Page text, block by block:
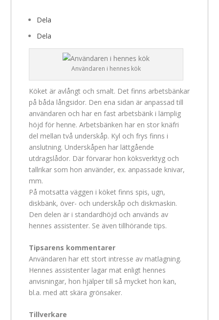
Dela
Dela
Användaren i hennes kök
Köket är avlångt och smalt. Det finns arbetsbänkar
på båda långsidor. Den ena sidan är anpassad till
användaren och har en fast arbetsbänk i lämplig
höjd för henne. Arbetsbänken har en stor knäfri
del mellan två underskåp. Kyl och frys finns i
anslutning. Underskåpen har lättgående
utdragslådor. Där förvarar hon köksverktyg och
tallrikar som hon använder, ex. anpassade knivar,
mm.
På motsatta väggen i köket finns spis, ugn,
diskbänk, över- och underskåp och diskmaskin.
Den delen är i standardhöjd och används av
hennes assistenter. Se även tillhörande tips.
Tipsarens kommentarer
Användaren har ett stort intresse av matlagning.
Hennes assistenter lagar mat enligt hennes
anvisningar, hon hjälper till så mycket hon kan,
bl.a. med att skära grönsaker.
Tillverkare